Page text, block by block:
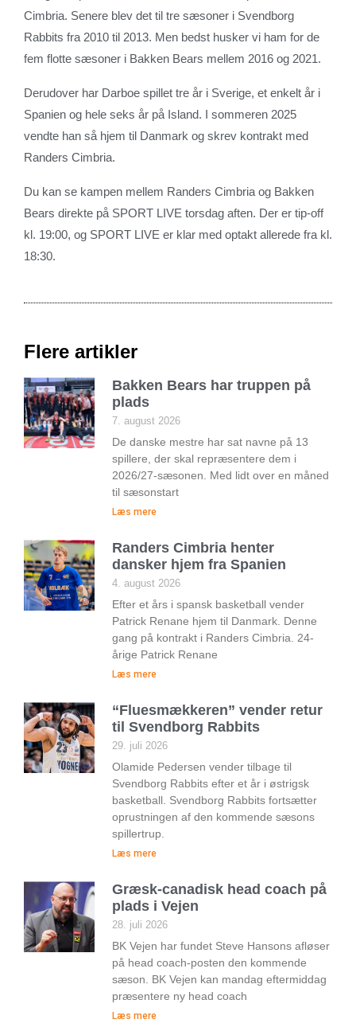
Cimbria. Senere blev det til tre sæsoner i Svendborg
Rabbits fra 2010 til 2013. Men bedst husker vi ham for de
fem flotte sæsoner i Bakken Bears mellem 2016 og 2021.
Derudover har Darboe spillet tre år i Sverige, et enkelt år i
Spanien og hele seks år på Island. I sommeren 2025
vendte han så hjem til Danmark og skrev kontrakt med
Randers Cimbria.
Du kan se kampen mellem Randers Cimbria og Bakken
Bears direkte på SPORT LIVE torsdag aften. Der er tip-off
kl. 19:00, og SPORT LIVE er klar med optakt allerede fra kl.
18:30.
Flere artikler
Bakken Bears har truppen på
plads
7. august 2026
De danske mestre har sat navne på 13
spillere, der skal repræsentere dem i
2026/27-sæsonen. Med lidt over en måned
til sæsonstart
Læs mere
Randers Cimbria henter
dansker hjem fra Spanien
4. august 2026
Efter et års i spansk basketball vender
Patrick Renane hjem til Danmark. Denne
gang på kontrakt i Randers Cimbria. 24-
årige Patrick Renane
Læs mere
“Fluesmækkeren” vender retur
til Svendborg Rabbits
29. juli 2026
Olamide Pedersen vender tilbage til
Svendborg Rabbits efter et år i østrigsk
basketball. Svendborg Rabbits fortsætter
oprustningen af den kommende sæsons
spillertrup.
Læs mere
Græsk-canadisk head coach på
plads i Vejen
28. juli 2026
BK Vejen har fundet Steve Hansons afløser
på head coach-posten den kommende
sæson. BK Vejen kan mandag eftermiddag
præsentere ny head coach
Læs mere